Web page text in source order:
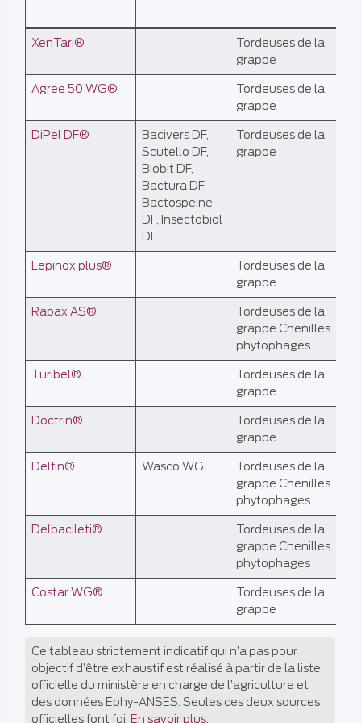
XenTari®
Tordeuses de la
grappe
Agree 50 WG®
Tordeuses de la
grappe
DiPel DF®
Bacivers DF,
Scutello DF,
Biobit DF,
Bactura DF,
Bactospeine
DF, Insectobiol
DF
Tordeuses de la
grappe
Lepinox plus®
Tordeuses de la
grappe
Rapax AS®
Tordeuses de la
grappe Chenilles
phytophages
Turibel®
Tordeuses de la
grappe
Doctrin®
Tordeuses de la
grappe
Delfin® Wasco WG
Tordeuses de la
grappe Chenilles
phytophages
Delbacileti®
Tordeuses de la
grappe Chenilles
phytophages
Costar WG®
Tordeuses de la
grappe
Ce tableau strictement indicatif qui n’a pas pour
objectif d’être exhaustif est réalisé à partir de la liste
officielle du ministère en charge de l’agriculture et
des données Ephy-ANSES. Seules ces deux sources
officielles font foi. En savoir plus.